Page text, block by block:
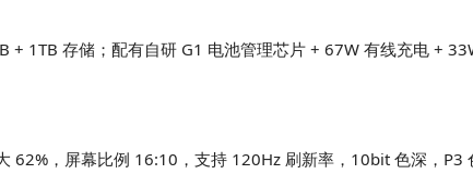
1TB 存储；配有自研 G1 电池管理芯片 + 67W 有线充电 +
，屏幕比例 16:10，支持 120Hz 刷新率，10bit 色深，P3